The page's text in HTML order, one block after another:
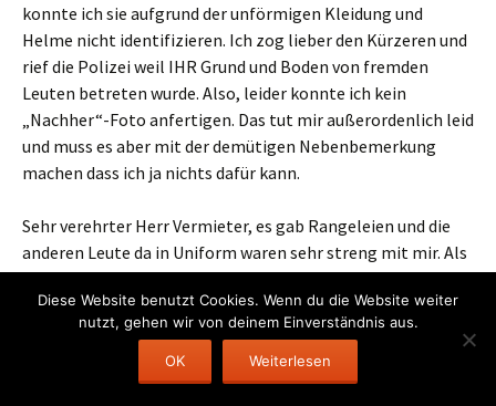
konnte ich sie aufgrund der unförmigen Kleidung und
Helme nicht identifizieren. Ich zog lieber den Kürzeren und
rief die Polizei weil IHR Grund und Boden von fremden
Leuten betreten wurde. Also, leider konnte ich kein
„Nachher“-Foto anfertigen. Das tut mir außerordenlich leid
und muss es aber mit der demütigen Nebenbemerkung
machen dass ich ja nichts dafür kann.
Sehr verehrter Herr Vermieter, es gab Rangeleien und die
anderen Leute da in Uniform waren sehr streng mit mir. Als
ich dann aber (aus-) sagte dass mir diese Hütte schon
immer suspekt vorkam und Sie, entschuldigen Sie bitte,
schon immer gerne mit „Flüssigkeiten“ hantierten, dann
wurden meine Handfesseln ein wenig gelockert.
Diese Website benutzt Cookies. Wenn du die Website weiter
nutzt, gehen wir von deinem Einverständnis aus.
OK Weiterlesen